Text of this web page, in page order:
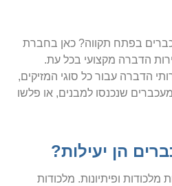
בפתח תקווה? כאן בחברת
הדברה מקצועי בכל עת.
הדברה עבור כל סוגי המזיקים,
שנכנסו למבנים, או פלשו
הן יעילות?
מלכודות ופיתיונות. מלכודות